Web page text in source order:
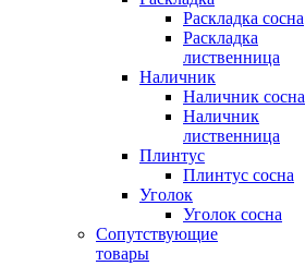
Раскладка сосна
Раскладка
лиственница
Наличник
Наличник сосна
Наличник
лиственница
Плинтус
Плинтус сосна
Уголок
Уголок сосна
Сопутствующие
товары